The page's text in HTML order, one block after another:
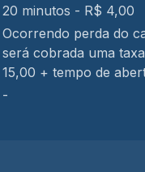
20 minutos - R$ 4,00
Ocorrendo perda do
será cobrada uma
15,00 + tempo de
-